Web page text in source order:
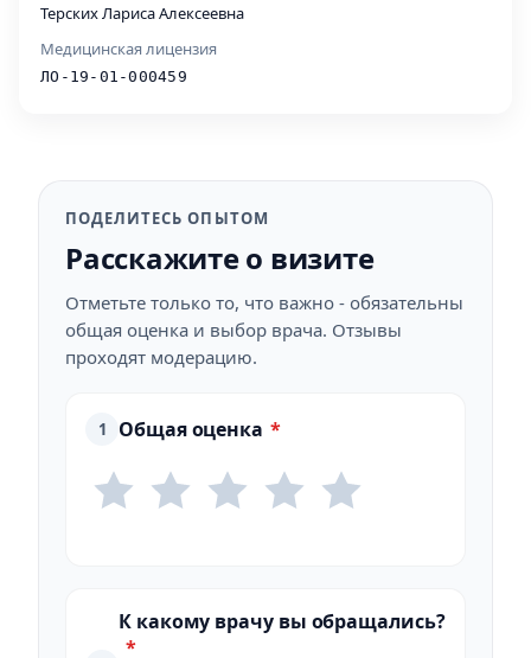
Терских Лариса Алексеевна
Медицинская лицензия
ЛО-19-01-000459
ПОДЕЛИТЕСЬ ОПЫТОМ
Расскажите о визите
Отметьте только то, что важно - обязательны
общая оценка и выбор врача. Отзывы
проходят модерацию.
1 Общая оценка *
К какому врачу вы обращались?
*